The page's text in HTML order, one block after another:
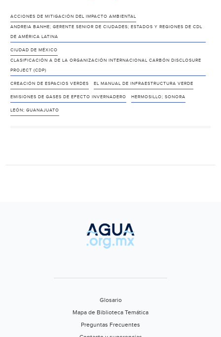
de
Hermosillo
el
medio
ambiente
ACCIONES DE MITIGACIÓN DEL IMPACTO AMBIENTAL
ANDREIA BANHE; GERENTE SENIOR DE CIUDADES; ESTADOS Y REGIONES DE CDL
DE AMÉRICA LATINA
CIUDAD DE MÉXICO
CLASIFICACIÓN A DE LA ORGANIZACIÓN INTERNACIONAL CARBÓN DISCLOSURE
PROJECT (CDP)
CREACIÓN DE ESPACIOS VERDES EL MANUAL DE INFRAESTRUCTURA VERDE
EMISIONES DE GASES DE EFECTO INVERNADERO HERMOSILLO; SONORA
LEÓN; GUANAJUATO
Glosario
Mapa de Biblioteca Temática
Preguntas Frecuentes